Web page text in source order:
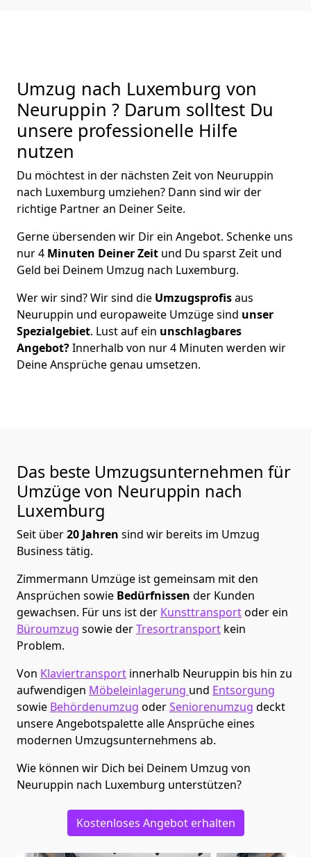
Umzug nach Luxemburg von
Neuruppin ? Darum solltest Du
unsere professionelle Hilfe
nutzen
Du möchtest in der nächsten Zeit von Neuruppin
nach Luxemburg umziehen? Dann sind wir der
richtige Partner an Deiner Seite.
Gerne übersenden wir Dir ein Angebot. Schenke uns
nur4 Minuten Deiner Zeit und Du sparst Zeit und
Geld bei Deinem Umzug nach Luxemburg.
Wer wir sind? Wir sind die Umzugsprofisaus
Neuruppin und europaweite Umzüge sind unser
Spezialgebiet. Lust auf ein unschlagbares
Angebot?Innerhalb von nur4 Minuten werden wir
Deine Ansprüche genau umsetzen.
Das beste Umzugsunternehmen für
Umzüge von Neuruppin nach
Luxemburg
Seit über20 Jahren sind wir bereits im Umzug
Business tätig.
Zimmermann Umzüge ist gemeinsam mit den
Ansprüchen sowie Bedürfnissen der Kunden
gewachsen. Für uns ist der Kunsttransportoder ein
Büroumzug sowie derTresortransport kein
Problem.
Von Klaviertransport innerhalb Neuruppin bis hin zu
aufwendigen Möbeleinlagerung und Entsorgung
sowie Behördenumzug oderSeniorenumzug deckt
unsere Angebotspalette alle Ansprüche eines
modernen Umzugsunternehmens ab.
Wie können wir Dich bei Deinem Umzug von
Neuruppin nach Luxemburg unterstützen?
Kostenloses Angebot erhalten